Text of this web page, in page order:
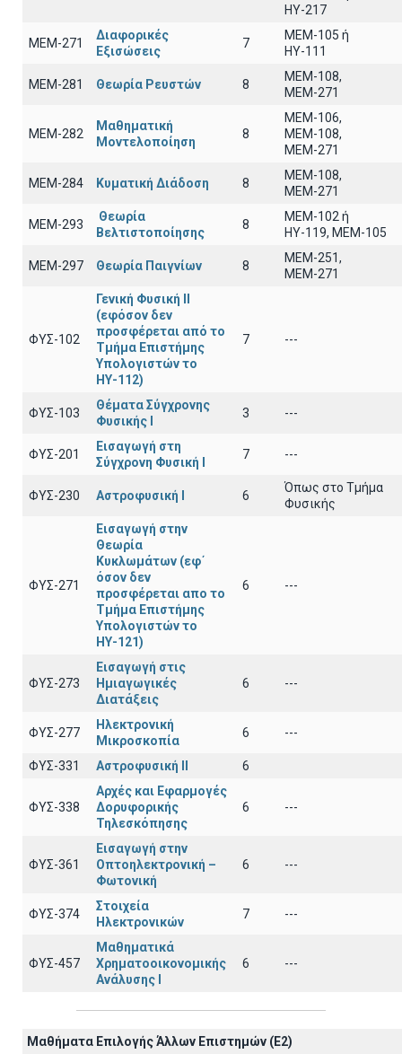
ΗΥ-217
ΜΕΜ-271
Διαφορικές
Εξισώσεις
7
ΜΕΜ-105 ή
ΗΥ-111
ΜΕΜ-281 Θεωρία Ρευστών 8
ΜΕΜ-108,
ΜΕΜ-271
ΜΕΜ-282
Μαθηματική
Μοντελοποίηση
8
ΜΕΜ-106,
ΜΕΜ-108,
ΜΕΜ-271
ΜΕΜ-284 Κυματική Διάδοση 8
ΜΕΜ-108,
ΜΕΜ-271
ΜΕΜ-293
Θεωρία
Βελτιστοποίησης
8
ΜΕΜ-102 ή
ΗΥ-119, ΜΕΜ-105
ΜΕΜ-297 Θεωρία Παιγνίων 8
ΜΕΜ-251,
ΜΕΜ-271
ΦΥΣ-102
Γενική Φυσική ΙΙ
(εφόσον δεν
προσφέρεται από το
Τμήμα Επιστήμης
Υπολογιστών το
ΗΥ-112)
7 ---
ΦΥΣ-103
Θέματα Σύγχρονης
Φυσικής Ι
3 ---
ΦΥΣ-201
Εισαγωγή στη
Σύγχρονη Φυσική Ι
7 ---
ΦΥΣ-230 Αστροφυσική Ι 6
Όπως στο Τμήμα
Φυσικής
ΦΥΣ-271
Εισαγωγή στην
Θεωρία
Κυκλωμάτων (εφ΄
όσον δεν
προσφέρεται απο το
Τμήμα Επιστήμης
Υπολογιστών το
ΗΥ-121)
6 ---
ΦΥΣ-273
Εισαγωγή στις
Ημιαγωγικές
Διατάξεις
6 ---
ΦΥΣ-277
Ηλεκτρονική
Μικροσκοπία
6 ---
ΦΥΣ-331 Αστροφυσική ΙΙ 6
ΦΥΣ-338
Αρχές και Εφαρμογές
Δορυφορικής
Τηλεσκόπησης
6 ---
ΦΥΣ-361
Εισαγωγή στην
Οπτοηλεκτρονική –
Φωτονική
6 ---
ΦΥΣ-374
Στοιχεία
Ηλεκτρονικών
7 ---
ΦΥΣ-457
Μαθηματικά
Χρηματοοικονομικής
Ανάλυσης Ι
6 ---
Μαθήματα Επιλογής Άλλων Επιστημών (Ε2)